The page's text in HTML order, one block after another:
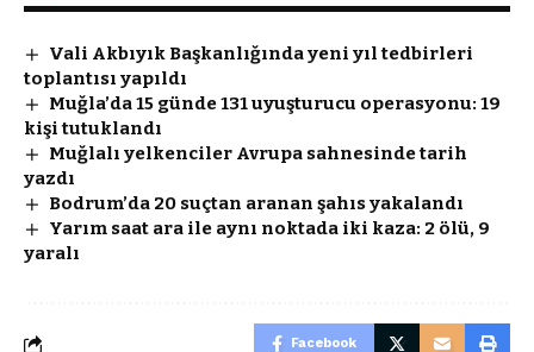
Vali Akbıyık Başkanlığında yeni yıl tedbirleri
toplantısı yapıldı
Muğla’da 15 günde 131 uyuşturucu operasyonu: 19
kişi tutuklandı
Muğlalı yelkenciler Avrupa sahnesinde tarih
yazdı
Bodrum’da 20 suçtan aranan şahıs yakalandı
Yarım saat ara ile aynı noktada iki kaza: 2 ölü, 9
yaralı
Facebook